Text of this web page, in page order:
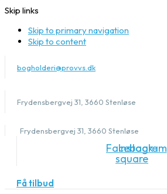
Skip links
Skip to primary navigation
Skip to content
bogholderi@provvs.dk
Frydensbergvej 31, 3660 Stenløse
Frydensbergvej 31, 3660 Stenløse
Facebook-
square
Instagram
Få tilbud